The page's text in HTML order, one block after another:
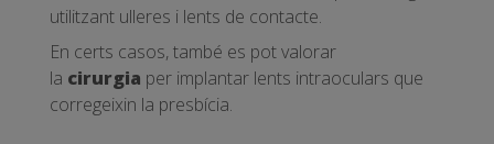
utilitzant ulleres i lents de contacte.
En certs casos, també es pot valorar
la cirurgia per implantar lents intraoculars que
corregeixin la presbícia.